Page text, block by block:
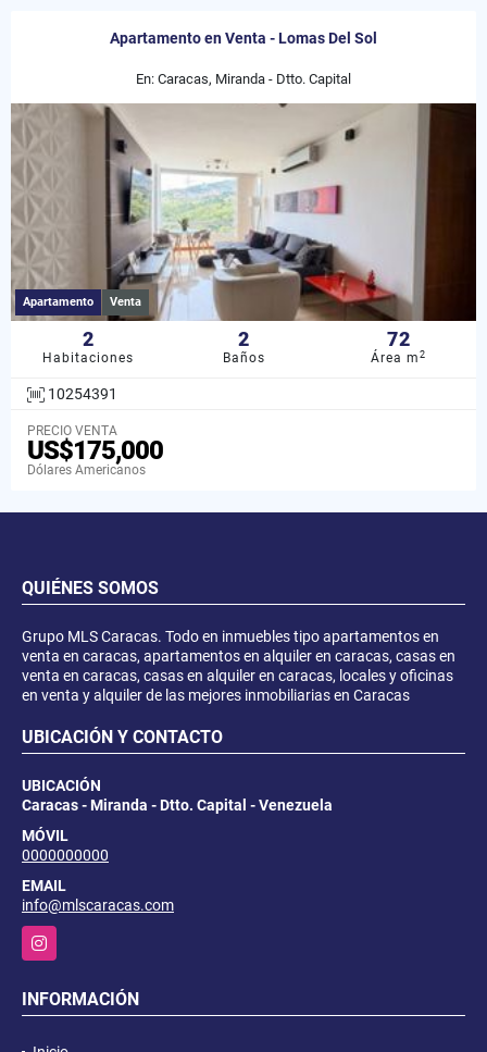
Apartamento en Venta - Lomas Del Sol
En: Caracas, Miranda - Dtto. Capital
Apartamento Venta
2
Habitaciones
2
Baños
72
Área m2
10254391
PRECIO VENTA
US$175,000
Dólares Americanos
QUIÉNES SOMOS
Grupo MLS Caracas. Todo en inmuebles tipo apartamentos en
venta en caracas, apartamentos en alquiler en caracas, casas en
venta en caracas, casas en alquiler en caracas, locales y oficinas
en venta y alquiler de las mejores inmobiliarias en Caracas
UBICACIÓN Y CONTACTO
UBICACIÓN
Caracas - Miranda - Dtto. Capital - Venezuela
MÓVIL
0000000000
EMAIL
info@mlscaracas.com
Instagram
INFORMACIÓN